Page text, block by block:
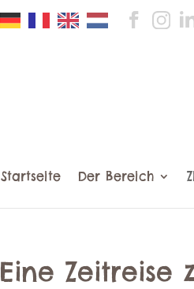
Startseite Der Bereich
Eine Zeitreise